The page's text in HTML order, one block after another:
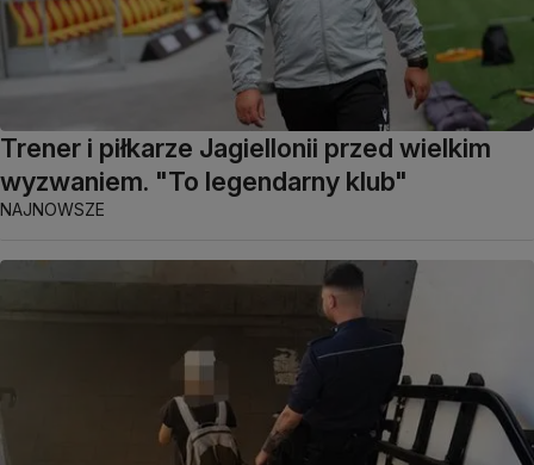
Trener i piłkarze Jagiellonii przed wielkim
wyzwaniem. "To legendarny klub"
NAJNOWSZE